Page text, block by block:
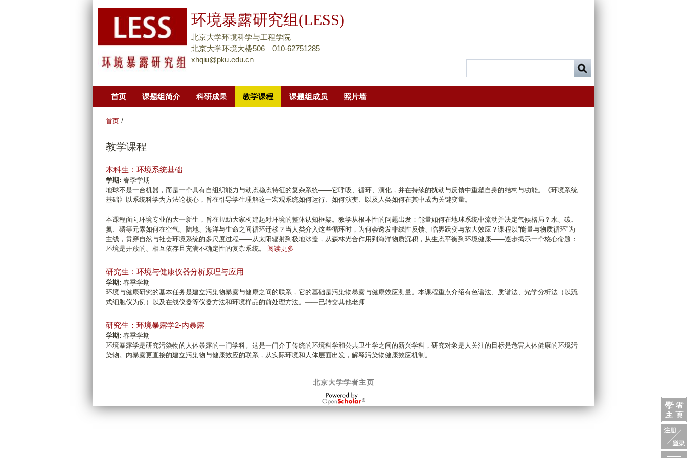
页
主
要
环境暴露研究组(LESS)
北京大学环境科学与工程学院
北京大学环境大楼506 010-62751285
xhqiu@pku.edu.cn
首页 课题组简介 科研成果 教学课程 课题组成员 照片墙
首页 /
教学课程
本科生：环境系统基础
学期: 春季学期
地球不是一台机器，而是一个具有自组织能力与动态稳态特征的复杂系统——它呼吸、循环、演化，并在持续的扰动与反馈中重塑自身的结构与功能。《环境系统
基础》以系统科学为方法论核心，旨在引导学生理解这一宏观系统如何运行、如何演变、以及人类如何在其中成为关键变量。
本课程面向环境专业的大一新生，旨在帮助大家构建起对环境的整体认知框架。教学从根本性的问题出发：能量如何在地球系统中流动并决定气候格局？水、碳、
氮、磷等元素如何在空气、陆地、海洋与生命之间循环迁移？当人类介入这些循环时，为何会诱发非线性反馈、临界跃变与放大效应？课程以“能量与物质循环”为
主线，贯穿自然与社会环境系统的多尺度过程——从太阳辐射到极地冰盖，从森林光合作用到海洋物质沉积，从生态平衡到环境健康——逐步揭示一个核心命题：
环境是开放的、相互依存且充满不确定性的复杂系统。 阅读更多
：
环
基
础
研究生：环境与健康仪器分析原理与应用
学期: 春季学期
环境与健康研究的基本任务是建立污染物暴露与健康之间的联系，它的基础是污染物暴露与健康效应测量。本课程重点介绍有色谱法、质谱法、光学分析法（以流
式细胞仪为例）以及在线仪器等仪器方法和环境样品的前处理方法。——已转交其他老师
研究生：环境暴露学2-内暴露
学期: 春季学期
环境暴露学是研究污染物的人体暴露的一门学科。这是一门介于传统的环境科学和公共卫生学之间的新兴学科，研究对象是人关注的目标是危害人体健康的环境污
染物。内暴露更直接的建立污染物与健康效应的联系，从实际环境和人体层面出发，解释污染物健康效应机制。
北京大学学者主页
OpenScholar